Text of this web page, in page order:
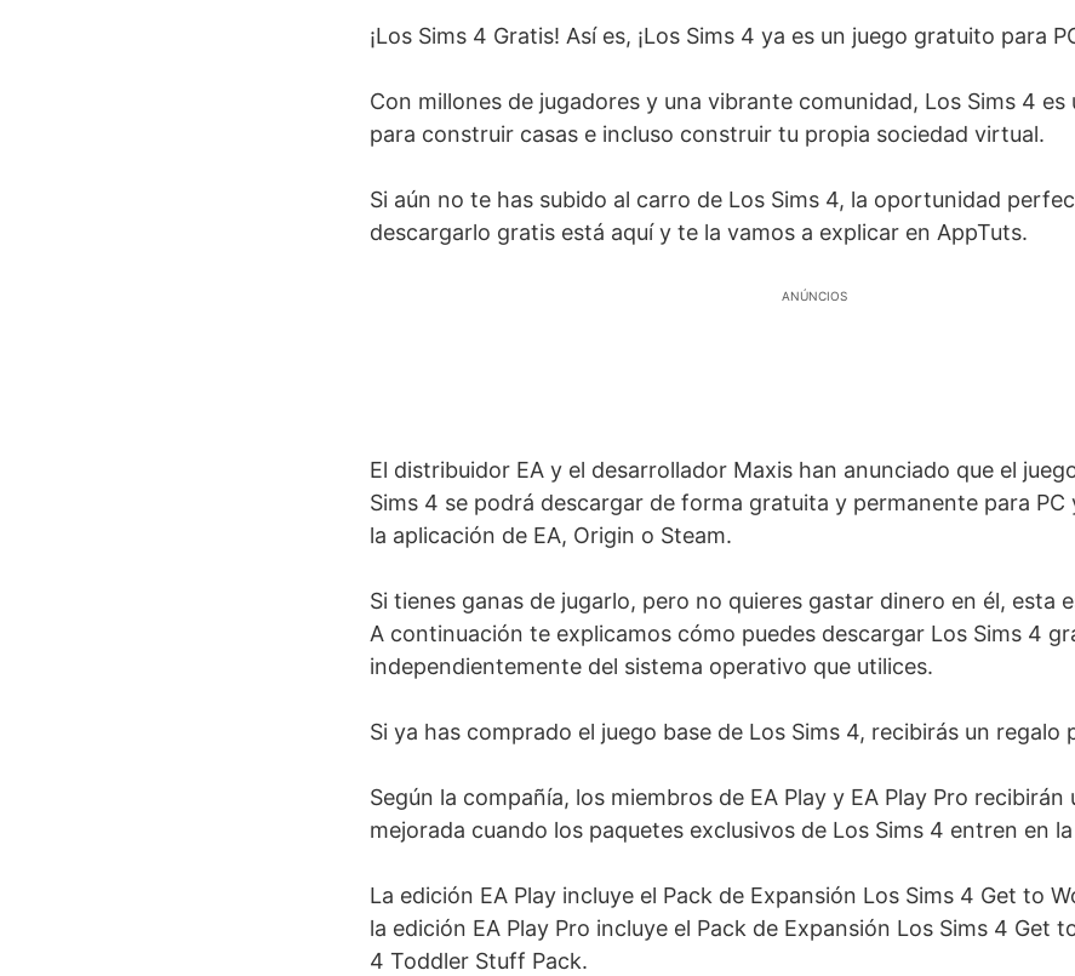
¡Los Sims 4 Gratis! Así es, ¡Los Sims 4 ya es un juego gratuito para
Con millones de jugadores y una vibrante comunidad, Los Sims 4 es
para construir casas e incluso construir tu propia sociedad virtual.
Si aún no te has subido al carro de Los Sims 4, la oportunidad
descargarlo gratis está aquí y te la vamos a explicar en AppTuts.
ANÚNCIOS
El distribuidor EA y el desarrollador Maxis han anunciado que el
Sims 4 se podrá descargar de forma gratuita y permanente para PC
la aplicación de EA, Origin o Steam.
Si tienes ganas de jugarlo, pero no quieres gastar dinero en él, esta
A continuación te explicamos cómo puedes descargar Los Sims 4
independientemente del sistema operativo que utilices.
Si ya has comprado el juego base de Los Sims 4, recibirás un regalo
Según la compañía, los miembros de EA Play y EA Play Pro recibirán
mejorada cuando los paquetes exclusivos de Los Sims 4 entren en
La edición EA Play incluye el Pack de Expansión Los Sims 4 Get to
la edición EA Play Pro incluye el Pack de Expansión Los Sims 4 Get
4 Toddler Stuff Pack.